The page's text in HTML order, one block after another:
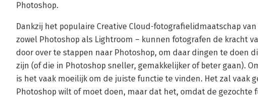
Photoshop.
Dankzij het populaire Creative Cloud-fotografielidmaatschap
zowel Photoshop als Lightroom – kunnen fotografen de kracht
door over te stappen naar Photoshop, om daar dingen te doen
zijn (of die in Photoshop sneller, gemakkelijker of beter gaan).
is het vaak moeilijk om de juiste functie te vinden. Het zal vaak
Photoshop wilt of moet doen, maar dat het, omdat de gezochte